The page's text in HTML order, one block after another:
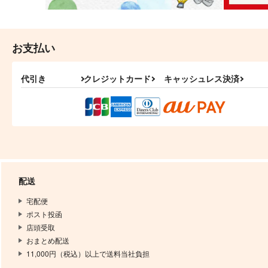
お支払い
代引き クレジットカード キャッシュレス決済
配送
宅配便
ポスト投函
店頭受取
おまとめ配送
11,000円（税込）以上で送料当社負担